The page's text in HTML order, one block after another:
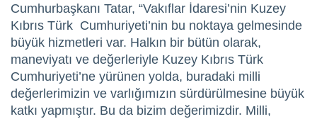
Cumhurbaşkanı Tatar, “Vakıflar İdaresi’nin Kuzey
Kıbrıs Türk Cumhuriyeti’nin bu noktaya gelmesinde
büyük hizmetleri var. Halkın bir bütün olarak,
maneviyatı ve değerleriyle Kuzey Kıbrıs Türk
Cumhuriyeti’ne yürünen yolda, buradaki milli
değerlerimizin ve varlığımızın sürdürülmesine büyük
katkı yapmıştır. Bu da bizim değerimizdir. Milli,